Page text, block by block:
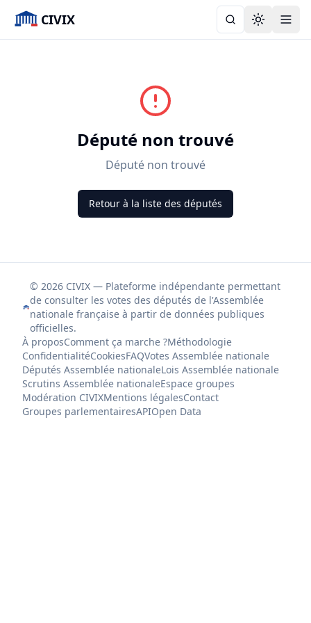
CIVIX Toggle
Député non trouvé
Député non trouvé
Retour à la liste des députés
© 2026 CIVIX — Plateforme indépendante permettant
de consulter les votes des députés de l'Assemblée
nationale française à partir de données publiques
officielles.
À proposComment ça marche ?Méthodologie
ConfidentialitéCookiesFAQVotes Assemblée nationale
Députés Assemblée nationaleLois Assemblée nationale
Scrutins Assemblée nationaleEspace groupes
Modération CIVIXMentions légalesContact
Groupes parlementairesAPIOpen Data